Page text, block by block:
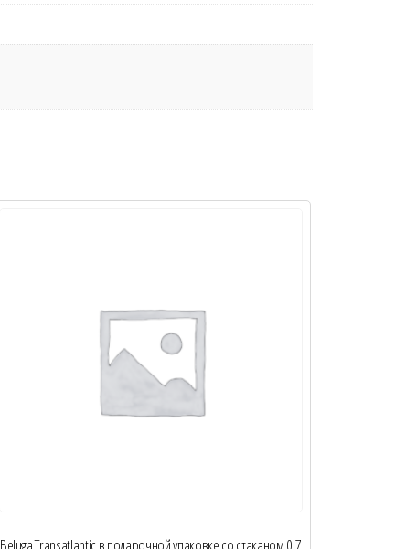
Beluga Transatlantic в подарочной упаковке со стаканом 0,7